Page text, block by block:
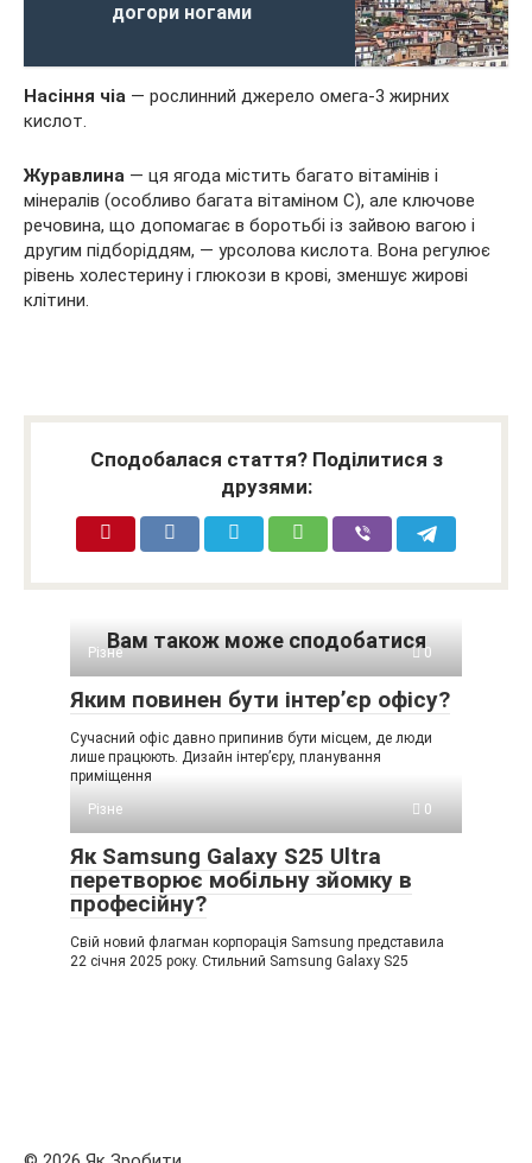
догори ногами
Насіння чіа — рослинний джерело омега-3 жирних
кислот.
Журавлина — ця ягода містить багато вітамінів і
мінералів (особливо багата вітаміном С), але ключове
речовина, що допомагає в боротьбі із зайвою вагою і
другим підборіддям, — урсолова кислота. Вона регулює
рівень холестерину і глюкози в крові, зменшує жирові
клітини.
Сподобалася стаття? Поділитися з
друзями:
Вам також може сподобатися
Різне 0
Яким повинен бути інтер’єр офісу?
Сучасний офіс давно припинив бути місцем, де люди
лише працюють. Дизайн інтер’єру, планування
приміщення
Різне
0
Як Samsung Galaxy S25 Ultra
перетворює мобільну зйомку в
професійну?
Свій новий флагман корпорація Samsung представила
22 січня 2025 року. Стильний Samsung Galaxy S25